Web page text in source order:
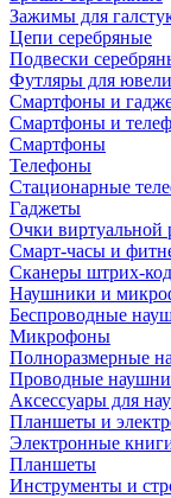
Зажимы для
Цепи серебряные
Подвески
Футляры для
Смартфоны и
Смартфоны и
Смартфоны
Телефоны
Стационарные
Гаджеты
Очки виртуальной
Смарт-часы и
Сканеры штрих-
Наушники и
Беспроводные
Микрофоны
Полноразмерные
Проводные
Аксессуары для
Планшеты и
Электронные
Планшеты
Инструменты и